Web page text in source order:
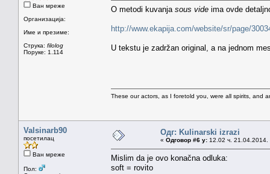
Ван мреже
Организација:
Име и презиме:
Струка: filolog
Поруке: 1.114
O metodi kuvanja sous vide ima ovde
http://www.ekapija.com/website/sr/page/
U tekstu je zadržan original, a na jednom
These our actors, as I foretold you, were all spirits, and
Valsinarb90
посетилац
Ван мреже
Пол:
Одг: Kulinarski izrazi
« Одговор #6 у: 12.02 ч. 21.04.2014.
Mislim da je ovo konačna odluka:
soft = rovito